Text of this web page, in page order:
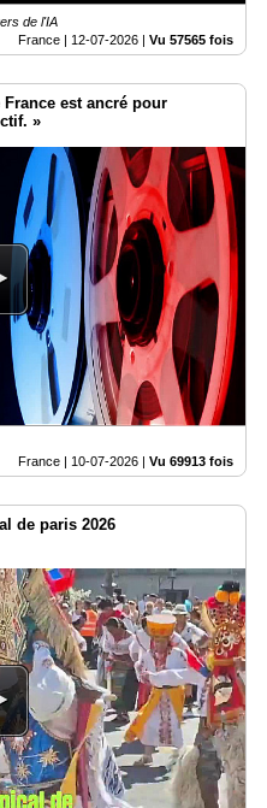
de l'IA
France | 12-07-2026 | Vu 57565 fois
est ancré pour
»
France | 10-07-2026 | Vu 69913 fois
de paris 2026